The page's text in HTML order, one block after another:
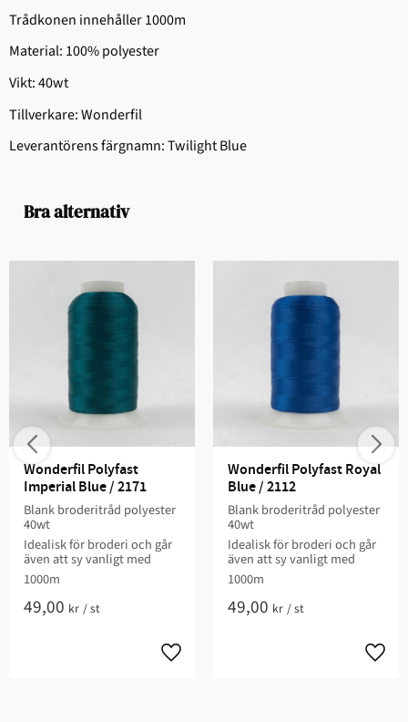
Trådkonen innehåller 1000m
Material: 100% polyester
Vikt: 40wt
Tillverkare: Wonderfil
Leverantörens färgnamn: Twilight Blue
Bra alternativ
Wonderfil Polyfast
Imperial Blue / 2171
Blank broderitråd polyester
40wt
Idealisk för broderi och går
även att sy vanligt med
1000m
49,00 kr /st
Wonderfil Polyfast Royal
Blue / 2112
Blank broderitråd polyester
40wt
Idealisk för broderi och går
även att sy vanligt med
1000m
49,00 kr /st